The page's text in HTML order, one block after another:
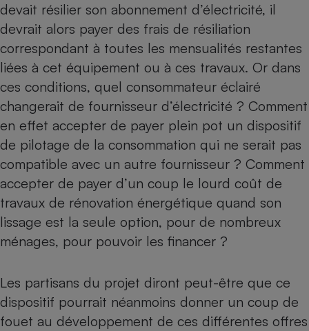
devait résilier son abonnement d’électricité, il
devrait alors payer des frais de résiliation
correspondant à toutes les mensualités restantes
liées à cet équipement ou à ces travaux. Or dans
ces conditions, quel consommateur éclairé
changerait de fournisseur d’électricité ? Comment
en effet accepter de payer plein pot un dispositif
de pilotage de la consommation qui ne serait pas
compatible avec un autre fournisseur ? Comment
accepter de payer d’un coup le lourd coût de
travaux de rénovation énergétique quand son
lissage est la seule option, pour de nombreux
ménages, pour pouvoir les financer ?
Les partisans du projet diront peut-être que ce
dispositif pourrait néanmoins donner un coup de
fouet au développement de ces différentes offres
Robot ménager